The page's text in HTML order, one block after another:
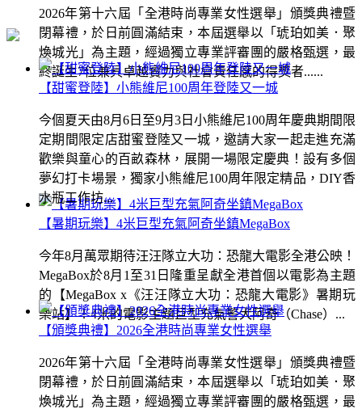
2026年第十六屆「全港時尚專業女性選舉」頒獎典禮暨
閉幕禮，於日前圓滿結束，本屆選舉以「琥珀如美．聚
煥城光」為主題，經過獨立專業評審團的嚴格甄選，最
終誕生7位兼具卓越實力與社會責任感的得獎者......
【暑期玩樂】4米巨型充氣阿奇坐鎮MegaBox
今年8月萬眾期待汪汪隊立大功：恐龍大電影全港公映！
MegaBox於8月1至31日隆重呈獻全港首個以電影為主題
的【MegaBox x《汪汪隊立大功：恐龍大電影》暑期玩
樂站】！4米的電影主題巨型充氣警犬阿奇（Chase）...
【甜蜜登陸】小熊維尼100周年登陸又一城
今個夏天由8月6日至9月3日小熊維尼100周年慶典期間限
定期間限定店甜蜜登陸又一城，邀請大家一起走進充滿
歡樂與童心的百畝森林，展開一場限定慶典！設有多個
夢幻打卡場景，獨家小熊維尼100周年限定精品，DIY香
水瓶工作坊...
【頒獎典禮】2026全港時尚專業女性選舉
2026年第十六屆「全港時尚專業女性選舉」頒獎典禮暨
閉幕禮，於日前圓滿結束，本屆選舉以「琥珀如美．聚
煥城光」為主題，經過獨立專業評審團的嚴格甄選，最